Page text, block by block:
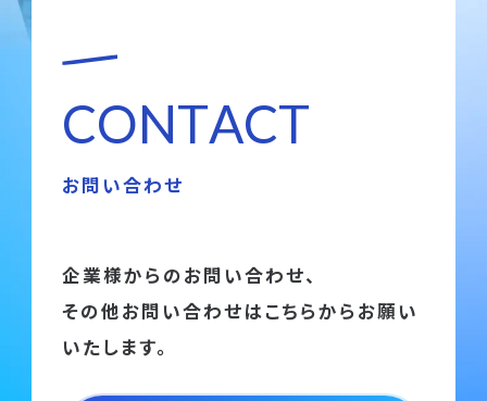
CONTACT
お問い合わせ
企業様からのお問い合わせ、
その他お問い合わせはこちらからお願い
いたします。